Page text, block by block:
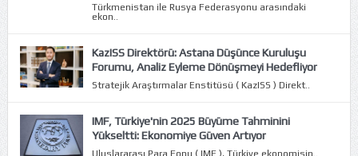
Türkmenistan ile Rusya Federasyonu arasındaki
ekon..
KazISS Direktörü: Astana Düşünce Kuruluşu
Forumu, Analiz Eyleme Dönüşmeyi Hedefliyor
Stratejik Araştırmalar Enstitüsü ( KazISS ) Direkt..
IMF, Türkiye'nin 2025 Büyüme Tahminini
Yükseltti: Ekonomiye Güven Artıyor
Uluslararası Para Fonu ( IMF ), Türkiye ekonomisin..